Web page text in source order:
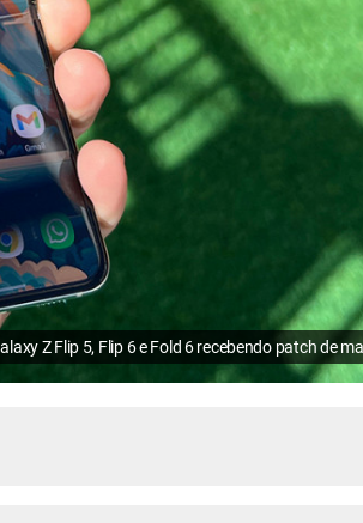
Z Flip 5, Flip 6 e Fold 6 recebendo patch de